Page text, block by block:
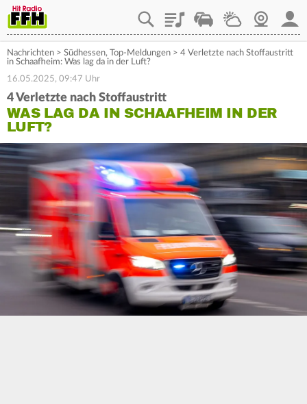
PlaylistStaupilotWetterWebcam
Nachrichten > Südhessen, Top-Meldungen > 4 Verletzte nach Stoffaustritt
in Schaafheim: Was lag da in der Luft?
16.05.2025, 09:47 Uhr
4 Verletzte nach Stoffaustritt
WAS LAG DA IN SCHAAFHEIM IN DER
LUFT?